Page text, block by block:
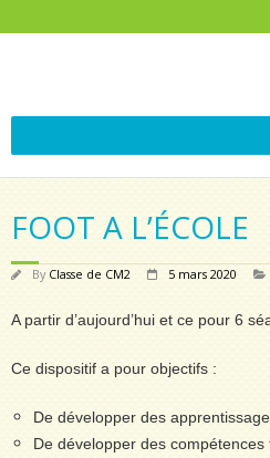
FOOT A L’ÉCOLE
By Classe de CM2 5 mars 2020
A partir d’aujourd’hui et ce pour 6
Ce dispositif a pour objectifs :
De développer des
De développer des